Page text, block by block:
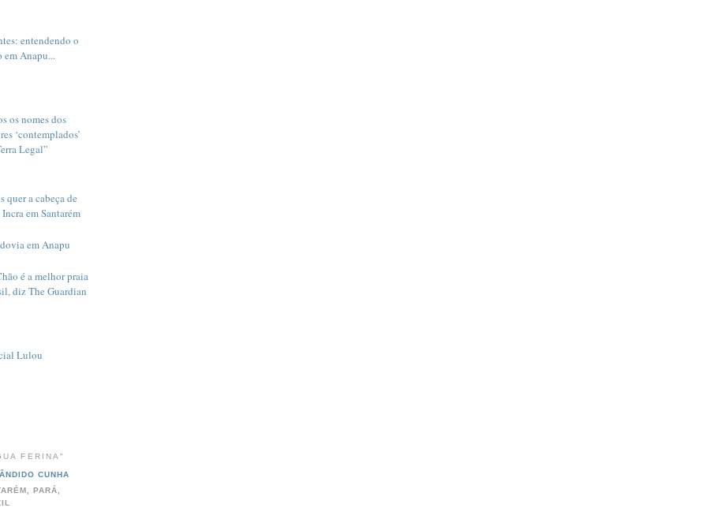
entendendo o
Anapu...
os nomes dos
‘contemplados’
Legal”
quer a cabeça de
em Santarém
em Anapu
é a melhor praia
diz The Guardian
Lulou
FERINA"
CUNHA
PARÁ,